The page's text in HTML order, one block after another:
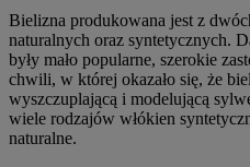
Bielizna produkowana jest z
naturalnych oraz syntetycznych.
były mało popularne, szerokie
chwili, w której okazało się, że
wyszczuplającą i modelującą
wiele rodzajów włókien
naturalne.